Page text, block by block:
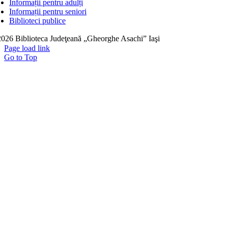
Informații pentru adulți
Informații pentru seniori
Biblioteci publice
Biblioteca Judeţeană „Gheorghe Asachi” Iaşi
Page load link
Go to Top